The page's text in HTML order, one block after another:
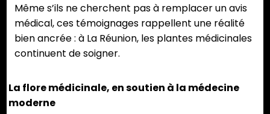
Même s’ils ne cherchent pas à remplacer un avis
médical, ces témoignages rappellent une réalité
bien ancrée : à La Réunion, les plantes médicinales
continuent de soigner.
La flore médicinale, en soutien à la médecine
moderne